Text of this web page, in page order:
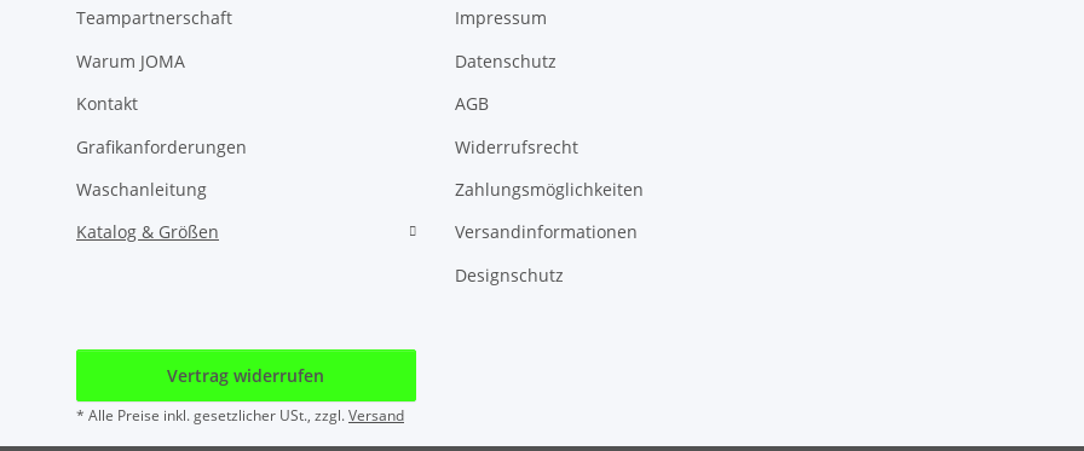
Katalog & Größen
Teampartnerschaft
Warum JOMA
Kontakt
Grafikanforderungen
Waschanleitung
Impressum
Datenschutz
AGB
Widerrufsrecht
Zahlungsmöglichkeiten
Versandinformationen
Designschutz
Vertrag widerrufen
* Alle Preise inkl. gesetzlicher USt., zzgl.Versand